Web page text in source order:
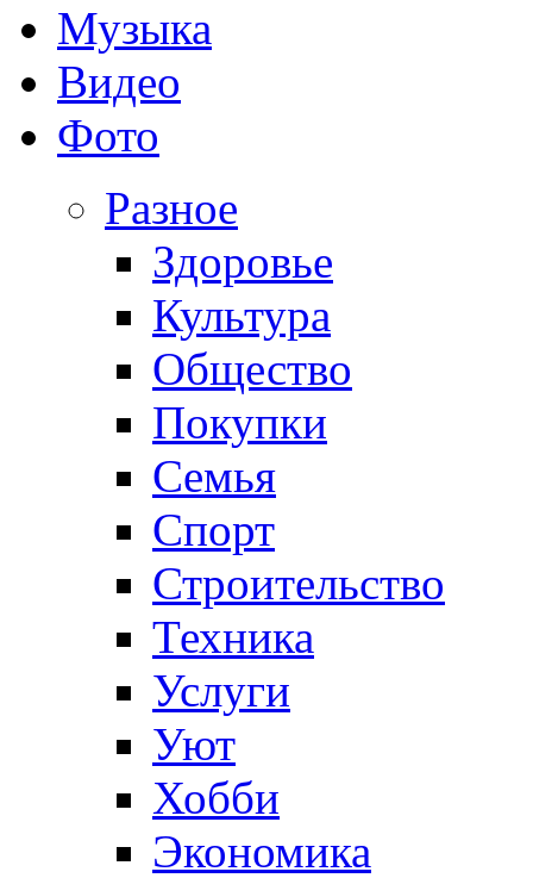
Музыка
Видео
Фото
Разное
Здоровье
Культура
Общество
Покупки
Семья
Спорт
Строительство
Техника
Услуги
Уют
Хобби
Экономика